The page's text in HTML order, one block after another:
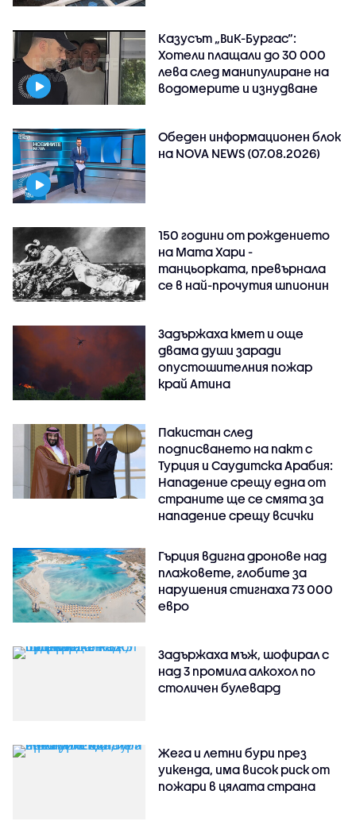
Казусът „ВиК-Бургас“:
Хотели плащали до 30 000
лева след манипулиране на
водомерите и изнудване
Обеден информационен блок
на NOVA NEWS (07.08.2026)
150 години от рождението
на Мата Хари -
танцьорката, превърнала
се в най-прочутия шпионин
Задържаха кмет и още
двама души заради
опустошителния пожар
край Атина
Пакистан след
подписването на пакт с
Турция и Саудитска Арабия:
Нападение срещу една от
страните ще се смята за
нападение срещу всички
Гърция вдигна дронове над
плажовете, глобите за
нарушения стигнаха 73 000
евро
Задържаха мъж, шофирал с
над 3 промила алкохол по
столичен булевард
Жега и летни бури през
уикенда, има висок риск от
пожари в цялата страна